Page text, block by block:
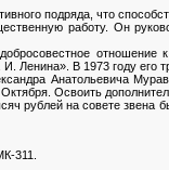
подряда, что
работу. Он
Ленина». В 1973 году
Анатольевича
Освоить
рублей на совете
311.